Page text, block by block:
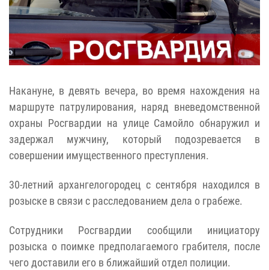
Накануне, в девять вечера, во время нахождения на
маршруте патрулирования, наряд вневедомственной
охраны Росгвардии на улице Самойло обнаружил и
задержал мужчину, который подозревается в
совершении имущественного преступления.
30-летний архангелогородец с сентября находился в
розыске в связи с расследованием дела о грабеже.
Сотрудники Росгвардии сообщили инициатору
розыска о поимке предполагаемого грабителя, после
чего доставили его в ближайший отдел полиции.